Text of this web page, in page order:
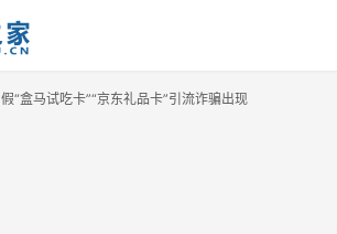
假“盒马试吃卡”“京东礼品卡”引流诈骗出现